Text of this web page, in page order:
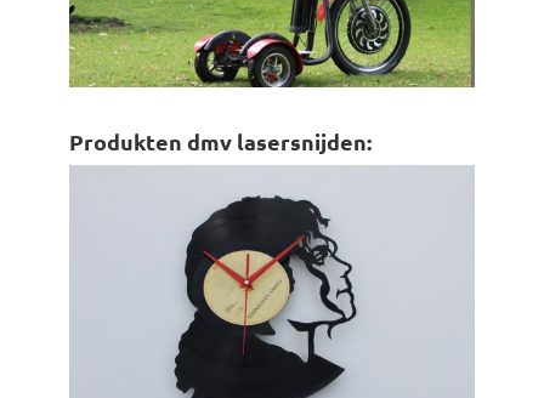
Produkten dmv lasersnijden: